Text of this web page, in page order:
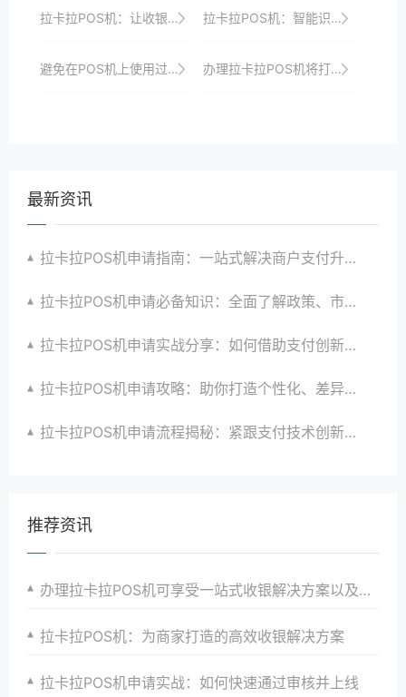
拉卡拉POS机：让收银工作变得轻松又高效 拉卡拉POS机：智能识别，精准营销
避免在POS机上使用过于复杂的支付流程，影响客户体验。 办理拉卡拉POS机将打造高效便捷安全的收银系统以提升商家收银效率、品牌形象与顾客支付体验并引领支付行业创新发展
最新资讯
拉卡拉POS机申请指南：一站式解决商户支付升级、智能化与创新需求
拉卡拉POS机申请必备知识：全面了解政策、市场、技术与创新趋势
拉卡拉POS机申请实战分享：如何借助支付创新技术提升商户运营效益与效率
拉卡拉POS机申请攻略：助你打造个性化、差异化支付体验以提升竞争力
拉卡拉POS机申请流程揭秘：紧跟支付技术创新步伐，抢占市场先机
推荐资讯
办理拉卡拉POS机可享受一站式收银解决方案以及安全保障和专业支付服务以满足商家个性化需求并实现收银升级目标
拉卡拉POS机：为商家打造的高效收银解决方案
拉卡拉POS机申请实战：如何快速通过审核并上线